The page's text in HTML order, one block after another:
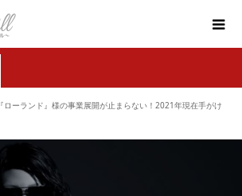
『ローランド』様の事業展開が止まらない！2021年現在手がけ